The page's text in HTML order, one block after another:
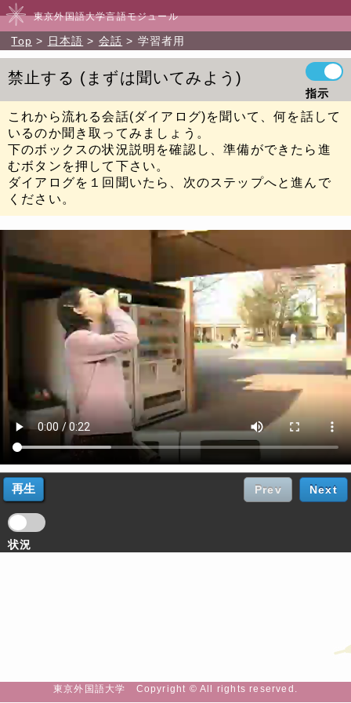
東京外国語大学言語モジュール
Top 日本語 会話 学習者用
禁止する まずは聞いてみよう
指示
これから流れる会話(ダイアログ)を聞いて、何を話して
いるのか聞き取ってみましょう。
下のボックスの状況説明を確認し、準備ができたら進
むボタンを押して下さい。
ダイアログを１回聞いたら、次のステップへと進んで
ください。
状況
Prev Next
東京外国語大学 Copyright © All rights reserved.